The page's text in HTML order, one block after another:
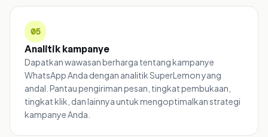
05
Analitik kampanye
Dapatkan wawasan berharga tentang kampanye
WhatsApp Anda dengan analitik SuperLemon yang
andal. Pantau pengiriman pesan, tingkat pembukaan,
tingkat klik, dan lainnya untuk mengoptimalkan strategi
kampanye Anda.